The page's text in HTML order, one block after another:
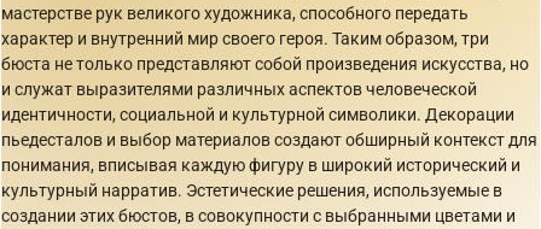
мастерстве рук великого художника, способного передать
характер и внутренний мир своего героя. Таким образом, три
бюста не только представляют собой произведения искусства, но
и служат выразителями различных аспектов человеческой
идентичности, социальной и культурной символики. Декорации
пьедесталов и выбор материалов создают обширный контекст для
понимания, вписывая каждую фигуру в широкий исторический и
культурный нарратив. Эстетические решения, используемые в
создании этих бюстов, в совокупности с выбранными цветами и